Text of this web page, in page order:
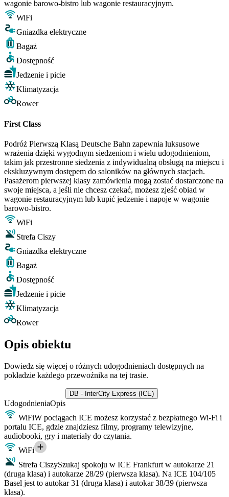
wagonie barowo-bistro lub wagonie restauracyjnym.
WiFi
Gniazdka elektryczne
Bagaż
Dostępność
Jedzenie i picie
Klimatyzacja
Rower
First Class
Podróż Pierwszą Klasą Deutsche Bahn zapewnia luksusowe
wrażenia dzięki wygodnym siedzeniom i wielu udogodnieniom,
takim jak przestronne siedzenia z indywidualną obsługą na miejscu i
ekskluzywnym dostępem do saloników na głównych stacjach.
Pasażerom pierwszej klasy zamówienia mogą zostać dostarczone na
swoje miejsca, a jeśli nie chcesz czekać, możesz zjeść obiad w
wagonie restauracyjnym lub kupić jedzenie i napoje w wagonie
barowo-bistro.
WiFi
Strefa Ciszy
Gniazdka elektryczne
Bagaż
Dostępność
Jedzenie i picie
Klimatyzacja
Rower
Opis obiektu
Dowiedz się więcej o różnych udogodnieniach dostępnych na
pokładzie każdego przewoźnika na tej trasie.
DB - InterCity Express (ICE)
UdogodnieniaOpis
WiFiW pociągach ICE możesz korzystać z bezpłatnego Wi-Fi i
portalu ICE, gdzie znajdziesz filmy, programy telewizyjne,
audiobooki, gry i materiały do czytania.
WiFi
Strefa CiszySzukaj spokoju w ICE Frankfurt w autokarze 21
(druga klasa) i autokarze 28/29 (pierwsza klasa). Na ICE 104/105
Basel jest to autokar 31 (druga klasa) i autokar 38/39 (pierwsza
klasa).